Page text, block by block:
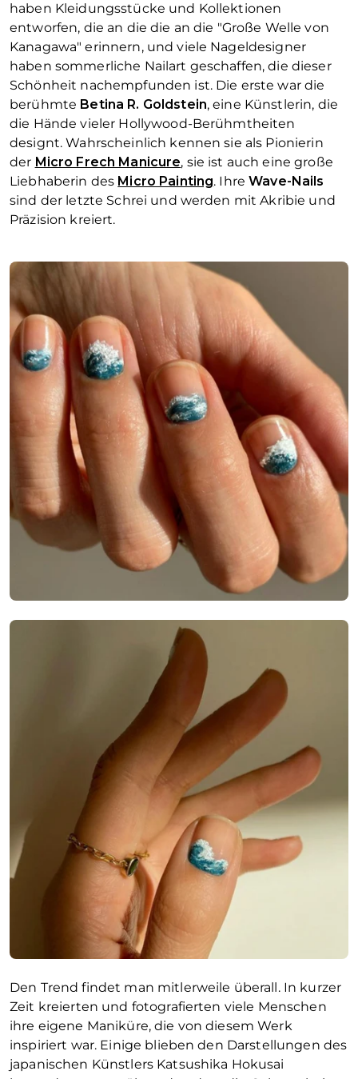
haben Kleidungsstücke und Kollektionen
entworfen, die an die die an die "Große Welle von
Kanagawa" erinnern, und viele Nageldesigner
haben sommerliche Nailart geschaffen, die dieser
Schönheit nachempfunden ist. Die erste war die
berühmte Betina R. Goldstein, eine Künstlerin, die
die Hände vieler Hollywood-Berühmtheiten
designt. Wahrscheinlich kennen sie als Pionierin
der Micro Frech Manicure, sie ist auch eine große
Liebhaberin des Micro Painting. IhreWave-Nails
sind der letzte Schrei und werden mit Akribie und
Präzision kreiert.
Den Trend findet man mitlerweile überall. In kurzer
Zeit kreierten und fotografierten viele Menschen
ihre eigene Maniküre, die von diesem Werk
inspiriert war. Einige blieben den Darstellungen des
japanischen Künstlers Katsushika Hokusai